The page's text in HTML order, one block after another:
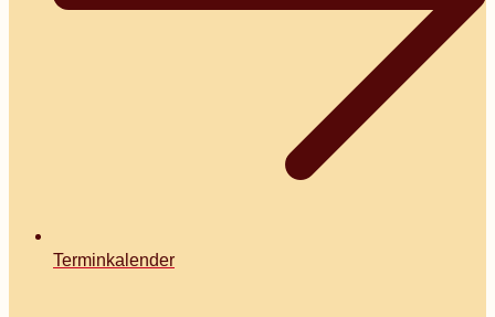
Terminkalender